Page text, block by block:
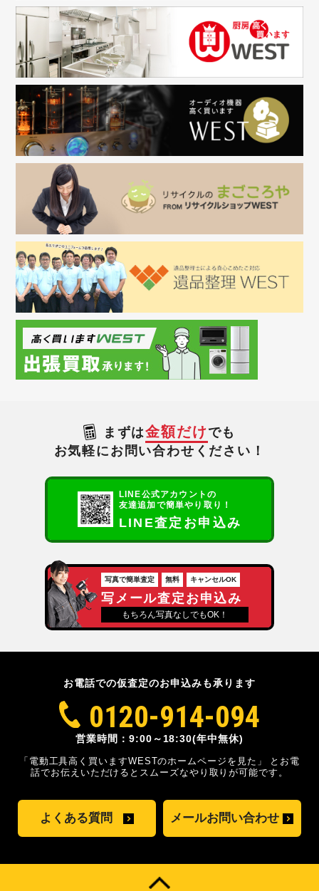
まずは金額だけ でも
お気軽にお問い合わせください！
LINE公式アカウントの
友達追加で簡単やり取り！
LINE査定お申込み
写真で簡単査定 無料 キャンセルOK
写メール査定お申込み
もちろん写真なしでもOK！
お電話での仮査定のお申込みも承ります
0120-914-094
営業時間：9:00～18:30(年中無休)
「電動工具高く買いますWESTのホームページを見た」
とお電
話でお伝えいただけるとスムーズなやり取りが可能です。
よくある質問 メールお問い合わせ